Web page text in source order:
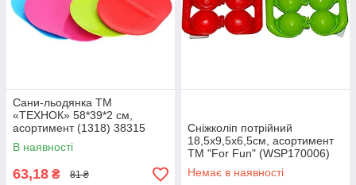
Сани-льодянка ТМ
«ТЕХНОК» 58*39*2 см,
асортимент (1318) 38315
В наявності
63,18 ₴ 81 ₴
Сніжколіп потрійний
18,5х9,5х6,5см, асортимент
ТМ "For Fun" (WSP170006)
38315
Немає в наявності